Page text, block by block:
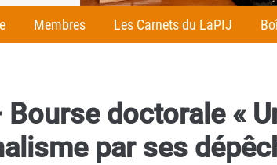
Membres Les Carnets du LaPIJ
Bourse doctorale «
par ses